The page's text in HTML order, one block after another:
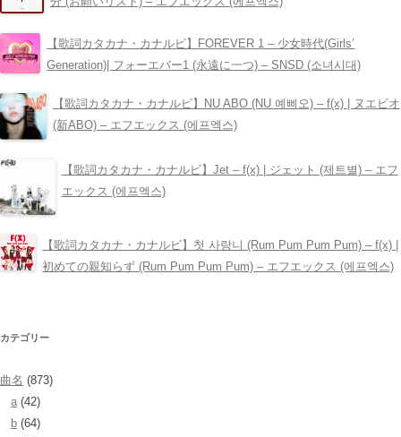
【歌詞カタカナ・カナルビ】FOREVER 1 – 少女時代(Girls’
Generation)| フォーエバー1 (永遠に一つ) – SNSD (소녀시대)
【歌詞カタカナ・カナルビ】NU ABO (NU 예삐오) – ​f(x) | ヌエビオ
(新ABO) – エフエックス (에프엑스)
【歌詞カタカナ・カナルビ】Jet – ​f(x) | ジェット (제트별) – エフ
エックス (에프엑스)
【歌詞カタカナ・カナルビ】첫 사랑니 (Rum Pum Pum Pum) – ​f(x) |
初めての親知らず (Rum Pum Pum Pum) – エフエックス (에프엑스)
カテゴリー
曲名 (873)
a (42)
b (64)